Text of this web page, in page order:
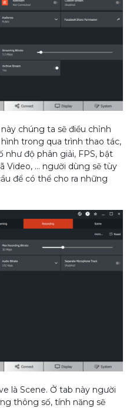
chúng ta sẽ điều chỉnh
trong qua trình thao tác,
độ phân giải, FPS, bật
Video, … người dùng sẽ tùy
để có thể cho ra những
là Scene. Ở tab này người
thông số, tính năng sẽ